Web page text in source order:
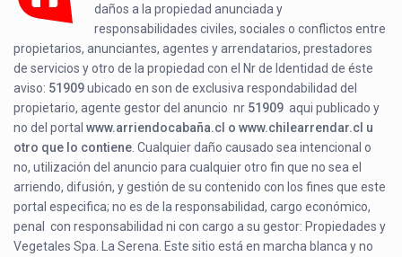
daños a la propiedad anunciada y
responsabilidades civiles, sociales o conflictos entre
propietarios, anunciantes, agentes y arrendatarios, prestadores
de servicios y otro de la propiedad con el Nr de Identidad de éste
aviso: 51909ubicado enson de exclusiva respondabilidad del
propietario, agente gestor del anuncio nr 51909 aqui publicado y
no del portalwww.arriendocabaña.cl o www.chilearrendar.cl u
otro que lo contiene . Cualquier daño causado sea intencional o
no, utilización del anuncio para cualquier otro fin que no sea el
arriendo, difusión, y gestión de su contenido con los fines que este
portal especifica; no es de la responsabilidad, cargo económico,
penal con responsabilidad ni con cargo a su gestor: Propiedades y
Vegetales Spa. La Serena. Este sitio está en marcha blanca y no